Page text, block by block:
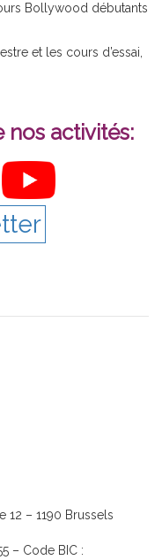
Bollywood débutants
et les cours d’essai,
nos activités:
12 – 1190 Brussels
– Code BIC :